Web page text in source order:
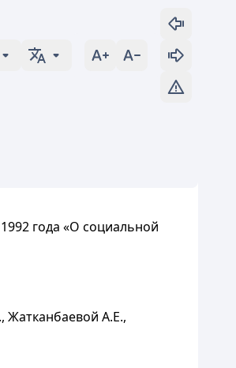
года «О социальной
Жатканбаевой А.Е.,